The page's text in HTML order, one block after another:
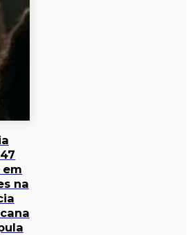
em
na